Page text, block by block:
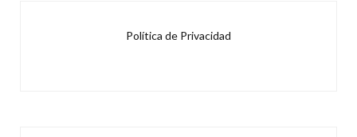
Política de Privacidad